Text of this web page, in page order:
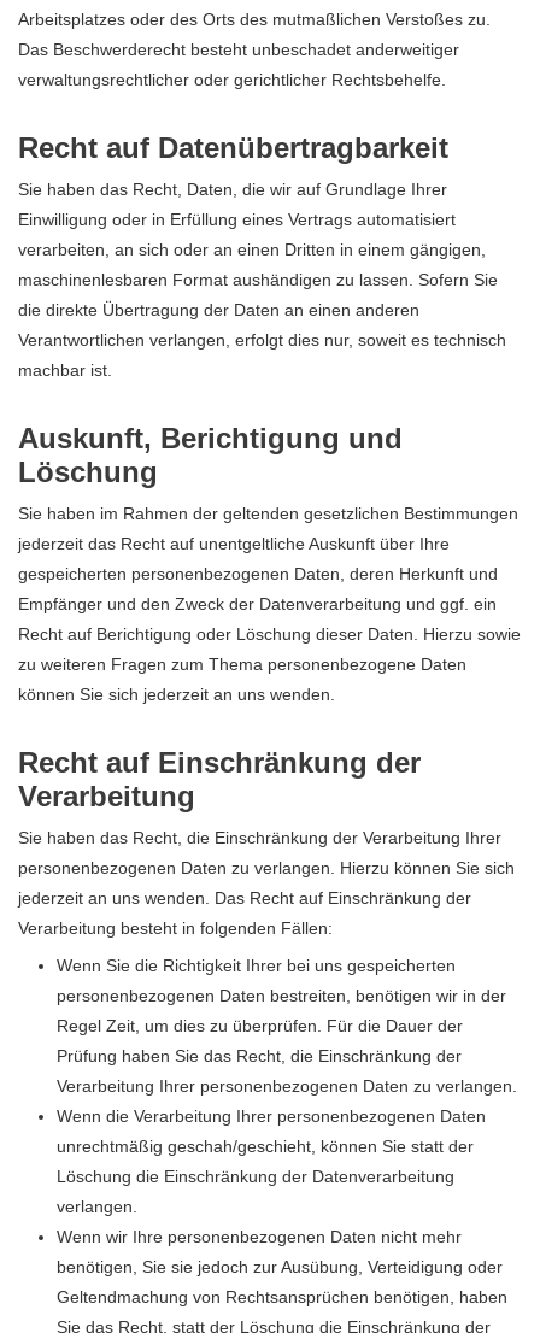
Arbeitsplatzes oder des Orts des mutmaßlichen Verstoßes zu.
Das Beschwerderecht besteht unbeschadet anderweitiger
verwaltungsrechtlicher oder gerichtlicher Rechtsbehelfe.
Recht auf Daten­übertrag­barkeit
Sie haben das Recht, Daten, die wir auf Grundlage Ihrer
Einwilligung oder in Erfüllung eines Vertrags automatisiert
verarbeiten, an sich oder an einen Dritten in einem gängigen,
maschinenlesbaren Format aushändigen zu lassen. Sofern Sie
die direkte Übertragung der Daten an einen anderen
Verantwortlichen verlangen, erfolgt dies nur, soweit es technisch
machbar ist.
Auskunft, Berichtigung und
Löschung
Sie haben im Rahmen der geltenden gesetzlichen Bestimmungen
jederzeit das Recht auf unentgeltliche Auskunft über Ihre
gespeicherten personenbezogenen Daten, deren Herkunft und
Empfänger und den Zweck der Datenverarbeitung und ggf. ein
Recht auf Berichtigung oder Löschung dieser Daten. Hierzu sowie
zu weiteren Fragen zum Thema personenbezogene Daten
können Sie sich jederzeit an uns wenden.
Recht auf Einschränkung der
Verarbeitung
Sie haben das Recht, die Einschränkung der Verarbeitung Ihrer
personenbezogenen Daten zu verlangen. Hierzu können Sie sich
jederzeit an uns wenden. Das Recht auf Einschränkung der
Verarbeitung besteht in folgenden Fällen:
Wenn Sie die Richtigkeit Ihrer bei uns gespeicherten
personenbezogenen Daten bestreiten, benötigen wir in der
Regel Zeit, um dies zu überprüfen. Für die Dauer der
Prüfung haben Sie das Recht, die Einschränkung der
Verarbeitung Ihrer personenbezogenen Daten zu verlangen.
Wenn die Verarbeitung Ihrer personenbezogenen Daten
unrechtmäßig geschah/geschieht, können Sie statt der
Löschung die Einschränkung der Datenverarbeitung
verlangen.
Wenn wir Ihre personenbezogenen Daten nicht mehr
benötigen, Sie sie jedoch zur Ausübung, Verteidigung oder
Geltendmachung von Rechtsansprüchen benötigen, haben
Sie das Recht, statt der Löschung die Einschränkung der